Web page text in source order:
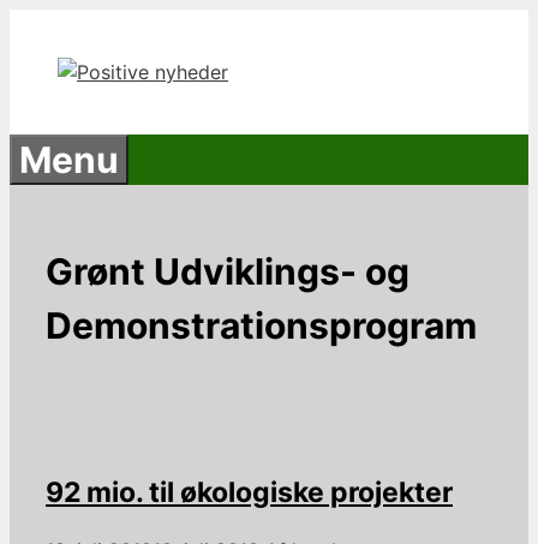
indhold
Menu
Grønt Udviklings- og
Demonstrationsprogram
92 mio. til økologiske projekter